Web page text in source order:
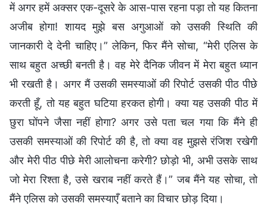
में अगर हमें अक्सर एक-दूसरे के आस-पास रहना पड़ा तो यह कितना
अजीब होगा! शायद मुझे बस अगुआओं को उसकी स्थिति की
जानकारी दे देनी चाहिए।” लेकिन, फिर मैंने सोचा, “मेरी एलिस के
साथ बहुत अच्छी बनती है। वह मेरे दैनिक जीवन में मेरा बहुत ध्यान
भी रखती है। अगर मैं उसकी समस्याओं की रिपोर्ट उसकी पीठ पीछे
करती हूँ, तो यह बहुत घटिया हरकत होगी। क्या यह उसकी पीठ में
छुरा घोंपने जैसा नहीं होगा? अगर उसे पता चल गया कि मैंने ही
उसकी समस्याओं की रिपोर्ट की है, तो क्या वह मुझसे रंजिश रखेगी
और मेरी पीठ पीछे मेरी आलोचना करेगी? छोड़ो भी, अभी उसके साथ
जो मेरा रिश्ता है, उसे खराब नहीं करते हैं।” जब मैंने यह सोचा, तो
मैंने एलिस को उसकी समस्याएँ बताने का विचार छोड़ दिया।